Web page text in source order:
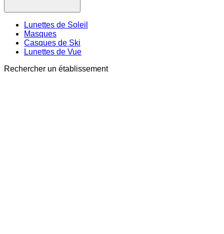
Lunettes de Soleil
Masques
Casques de Ski
Lunettes de Vue
Rechercher un établissement